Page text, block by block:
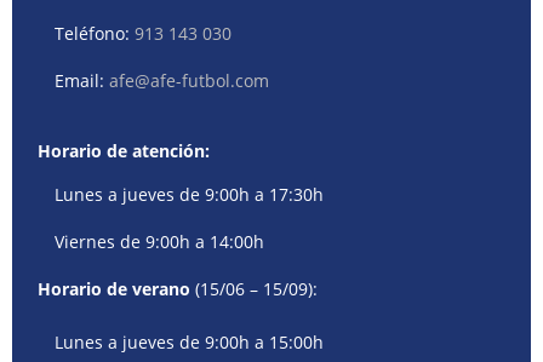
Teléfono:913 143 030
Email:afe@afe-futbol.com
Horario de atención:
Lunes a jueves de 9:00h a 17:30h
Viernes de 9:00h a 14:00h
Horario de verano (15/06 – 15/09):
Lunes a jueves de 9:00h a 15:00h